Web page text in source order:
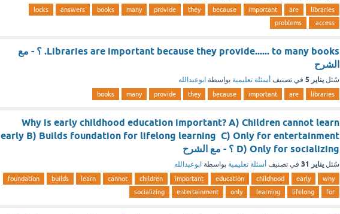
libraries
are
important
because
they
provide
many
books
answers
locks
access
problems
Libraries are important because they provide...... to many books. ؟ - مع
الشرح
سُئل يناير 5 في تصنيف أسئلة تعليمية بواسطة ابوعبدالله
libraries
are
important
because
they
provide
many
books
Why is early childhood education important? A) Children cannot learn
early B) Builds foundation for lifelong learning C) Only for entertainment
D) Only for socializing ؟ - مع الشرح
سُئل يناير 31 في تصنيف أسئلة تعليمية بواسطة ابوعبدالله
why
early
childhood
education
important
children
cannot
learn
builds
foundation
for
lifelong
learning
only
entertainment
socializing